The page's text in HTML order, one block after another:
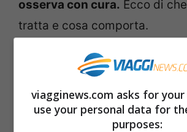
osserva con cura. Ecco di
tratta e cosa comporta.
viagginews.com asks for
use your personal data for
purposes: